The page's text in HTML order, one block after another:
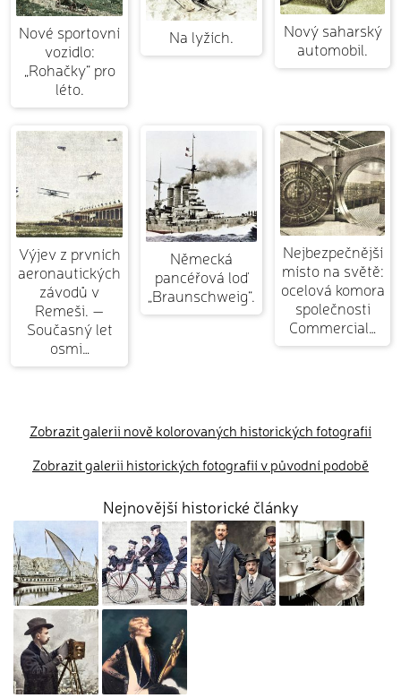
Nové sportovní
vozidlo:
„Rohačky“ pro
léto.
Na lyžích.
Nový saharský
automobil.
Výjev z prvních
aeronautických
závodů v
Remeši. —
Současný let
osmi…
Německá
pancéřová loď
„Braunschweig“.
Nejbezpečnější
místo na světě:
ocelová komora
společnosti
Commercial…
Zobrazit galerii nově kolorovaných historických fotografií
Zobrazit galerii historických fotografií v původní podobě
Nejnovější historické články